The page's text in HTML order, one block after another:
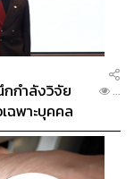
กกำลังวิจัย
พาะบุคคล
...